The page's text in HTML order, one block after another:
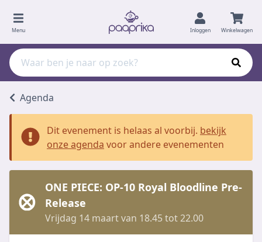
Menu Inloggen Winkelwagen
Agenda
Dit evenement is helaas al voorbij. bekijk
onze agenda voor andere evenementen
ONE PIECE: OP-10 Royal Bloodline Pre-
Release
Vrijdag 14 maart van 18.45 tot 22.00